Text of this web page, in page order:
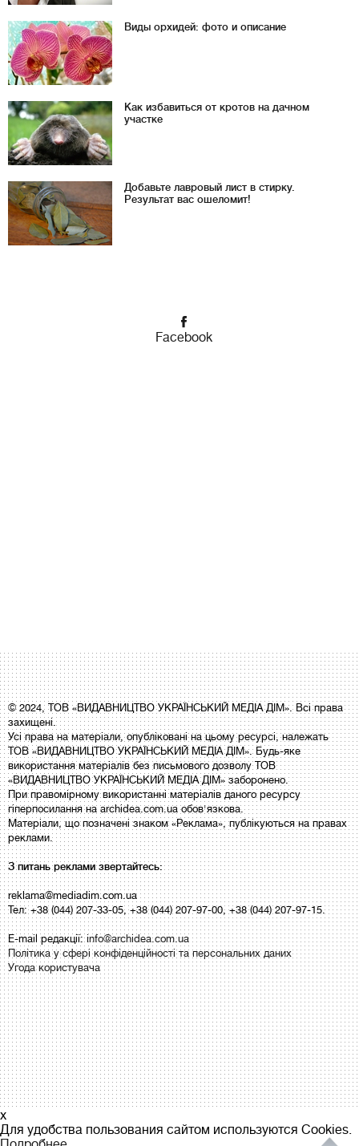
Виды орхидей: фото и описание
Как избавиться от кротов на дачном
участке
Добавьте лавровый лист в стирку.
Результат вас ошеломит!
Facebook
© 2024, ТОВ «ВИДАВНИЦТВО УКРАЇНСЬКИЙ МЕДІА ДІМ». Всі права
захищені.
Усі права на матеріали, опубліковані на цьому ресурсі, належать
ТОВ «ВИДАВНИЦТВО УКРАЇНСЬКИЙ МЕДІА ДІМ». Будь-яке
використання матеріалів без письмового дозволу ТОВ
«ВИДАВНИЦТВО УКРАЇНСЬКИЙ МЕДІА ДІМ» заборонено.
При правомірному використанні матеріалів даного ресурсу
гіперпосилання на archidea.com.ua обов'язкова.
Матеріали, що позначені знаком «Реклама», публікуються на правах
реклами.
З питань реклами звертайтесь:
reklama@mediadim.com.ua
Тел: +38 (044) 207-33-05, +38 (044) 207-97-00, +38 (044) 207-97-15.
E-mail редакції:info@archidea.com.ua
Політика у сфері конфіденційності та персональних даних
Угода користувача
x
Для удобства пользования сайтом используются Cookies.